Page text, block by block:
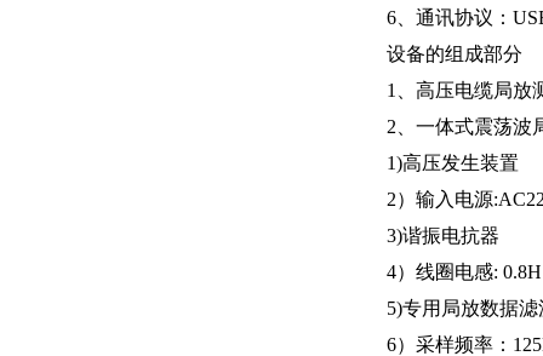
6、通讯协议：
设备的组成部分
1、高压电缆局放
2、一体式震荡波
1)高压
2）输入电源
3)谐振
4）线圈电感: 0.8H
5)专用局放
6）采样频率：